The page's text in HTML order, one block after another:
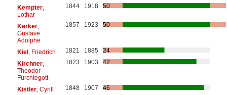
Kempter,
Lothar
1844 1918 50
Kerker,
Gustave
Adolphe
1857 1923 50
Kiel, Friedrich 1821 1885
24
Kirchner,
Theodor
Fürchtegott
1823 1903 42
Kistler, Cyrill 1848 1907
46